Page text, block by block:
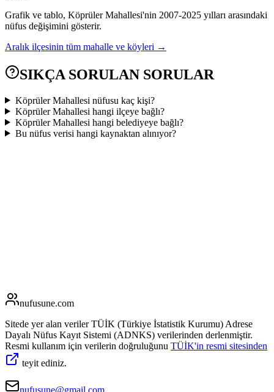
Grafik ve tablo, KöprülerMahallesi'nin 2007-2025 yılları arasındaki
nüfus değişimini gösterir.
Aralık ilçesinin tüm mahalle ve köyleri →
SIKÇA SORULAN SORULAR
Köprüler Mahallesi nüfusu kaç kişi?
Köprüler Mahallesi hangi ilçeye bağlı?
Köprüler Mahallesi hangi belediyeye bağlı?
Bu nüfus verisi hangi kaynaktan alınıyor?
nufusune.com
Sitede yer alan veriler TÜİK (Türkiye İstatistik Kurumu) Adrese
Dayalı Nüfus Kayıt Sistemi (ADNKS) verilerinden derlenmiştir.
Resmi kullanım için verilerin doğruluğunu TÜİK'in resmi sitesinden
teyit ediniz.
nufusune@gmail.com